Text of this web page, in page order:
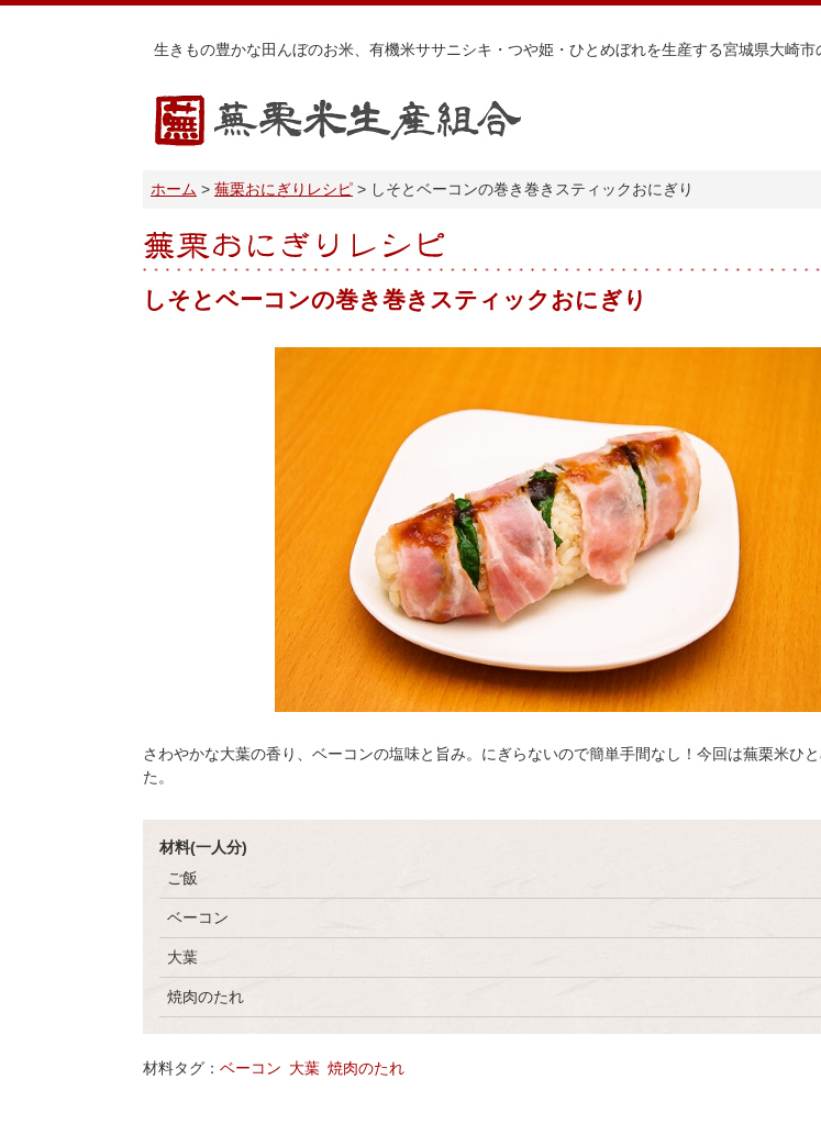
生きもの豊かな田んぼのお米、有機米ササニシキ・つや姫・ひとめぼれを生産する宮城県大崎市
ホーム 蕪栗おにぎりレシピ しそとベーコンの巻き巻きスティックおにぎり
しそとベーコンの巻き巻きスティックおにぎり
さわやかな大葉の香り、ベーコンの塩味と旨み。にぎらないので簡単手間なし！今回は蕪栗米ひ
た。
材料(一人分)
ご飯
ベーコン
大葉
焼肉のたれ
材料タグ： ベーコン 大葉 焼肉のたれ